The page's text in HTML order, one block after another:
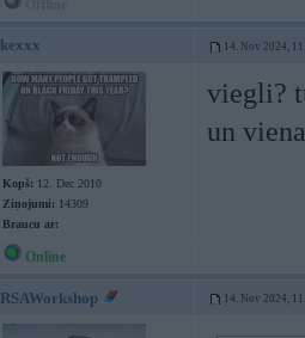
kexxx 14. Nov 2024,
Kopš: 12. Dec 2010
Ziņojumi: 14309
Braucu ar:
viegli?
un
Online
RSAWorkshop 14. Nov 2024,